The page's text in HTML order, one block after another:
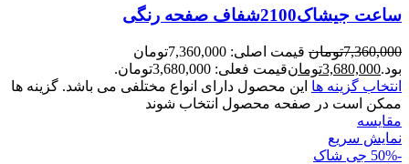
ساعت جیشاک2100شفاف صفحه رنگی
7,360,000تومان
قیمت اصلی: 7,360,000تومان
بود.3,680,000تومانقیمت فعلی: 3,680,000تومان.
انتخاب گزینه ها این محصول دارای انواع مختلفی می باشد. گزینه ها
ممکن است در صفحه محصول انتخاب شوند
مقايسه
نمایش سریع
-50%
جی شاک